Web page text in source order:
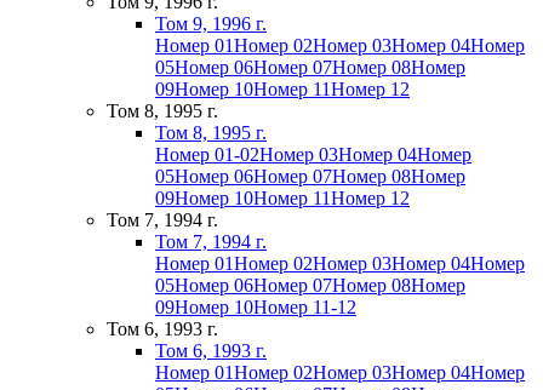
Том 9, 1996 г.
Номер 01Номер 02Номер 03Номер 04Номер
05Номер 06Номер 07Номер 08Номер
09Номер 10Номер 11Номер 12
Том 8, 1995 г.
Том 8, 1995 г.
Номер 01-02Номер 03Номер 04Номер
05Номер 06Номер 07Номер 08Номер
09Номер 10Номер 11Номер 12
Том 7, 1994 г.
Том 7, 1994 г.
Номер 01Номер 02Номер 03Номер 04Номер
05Номер 06Номер 07Номер 08Номер
09Номер 10Номер 11-12
Том 6, 1993 г.
Том 6, 1993 г.
Номер 01Номер 02Номер 03Номер 04Номер